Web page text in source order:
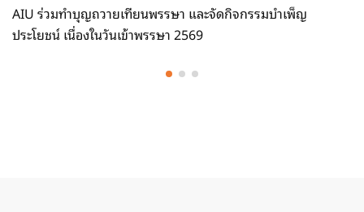
AIU ร่วมทำบุญถวายเทียนพรรษา และจัดกิจกรรมบำเพ็ญ
ประโยชน์ เนื่องในวันเข้าพรรษา 2569